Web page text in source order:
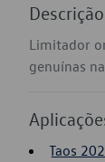
Limitador
genuínas
Taos